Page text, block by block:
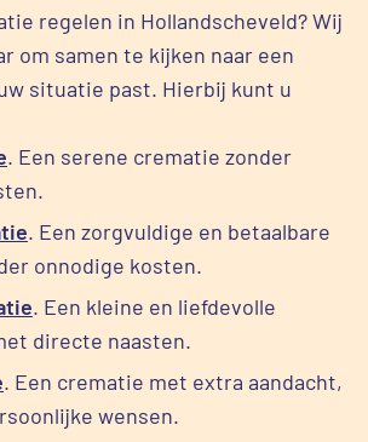
regelen in Hollandscheveld? Wij
om samen te kijken naar een
situatie past. Hierbij kunt u
. Een serene crematie zonder
. Een zorgvuldige en betaalbare
onnodige kosten.
. Een kleine en liefdevolle
directe naasten.
. Een crematie met extra aandacht,
wensen.